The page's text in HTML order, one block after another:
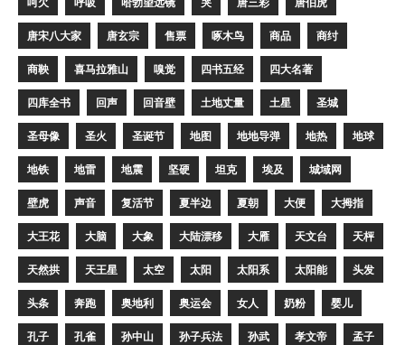
唐宋八大家 唐玄宗 售票 啄木鸟 商品 商纣
商鞅 喜马拉雅山 嗅觉 四书五经 四大名著
四库全书 回声 回音壁 土地丈量 土星 圣城
圣母像 圣火 圣诞节 地图 地地导弹 地热 地球
地铁 地雷 地震 坚硬 坦克 埃及 城域网
壁虎 声音 复活节 夏半边 夏朝 大便 大拇指
大王花 大脑 大象 大陆漂移 大雁 天文台 天枰
天然拱 天王星 太空 太阳 太阳系 太阳能 头发
头条 奔跑 奥地利 奥运会 女人 奶粉 婴儿
孔子 孔雀 孙中山 孙子兵法 孙武 孝文帝 孟子